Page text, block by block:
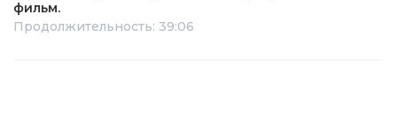
фильм.
Продолжительность: 39:06